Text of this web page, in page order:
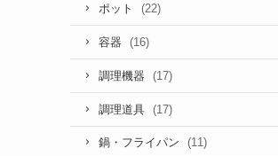
ポット (22)
容器 (16)
調理機器 (17)
調理道具 (17)
鍋・フライパン (11)